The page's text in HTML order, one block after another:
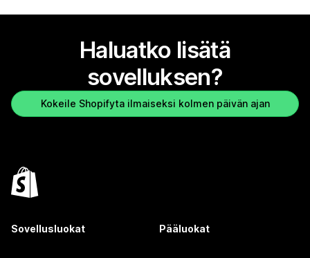
Haluatko lisätä
sovelluksen?
Kokeile Shopifyta ilmaiseksi kolmen päivän ajan
Sovellusluokat Pääluokat